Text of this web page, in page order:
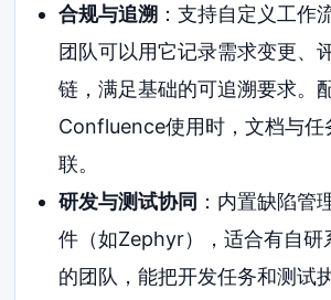
合规与追溯 ：支持自定义工作
团队可以用它记录需求变更、
链，满足基础的可追溯要求。
Confluence使用时，文档与任
联。
研发与测试协同 ：内置缺陷管
件（如Zephyr），适合有自研
的团队，能把开发任务和测试